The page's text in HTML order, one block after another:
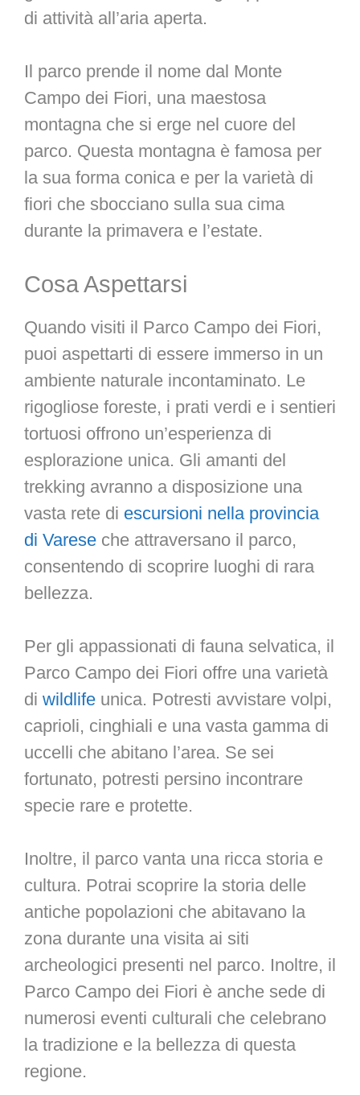
di attività all’aria aperta.
Il parco prende il nome dal Monte
Campo dei Fiori, una maestosa
montagna che si erge nel cuore del
parco. Questa montagna è famosa per
la sua forma conica e per la varietà di
fiori che sbocciano sulla sua cima
durante la primavera e l’estate.
Cosa Aspettarsi
Quando visiti il Parco Campo dei Fiori,
puoi aspettarti di essere immerso in un
ambiente naturale incontaminato. Le
rigogliose foreste, i prati verdi e i sentieri
tortuosi offrono un’esperienza di
esplorazione unica. Gli amanti del
trekking avranno a disposizione una
vasta rete di escursioni nella provincia
di Varese che attraversano il parco,
consentendo di scoprire luoghi di rara
bellezza.
Per gli appassionati di fauna selvatica, il
Parco Campo dei Fiori offre una varietà
di wildlife unica. Potresti avvistare volpi,
caprioli, cinghiali e una vasta gamma di
uccelli che abitano l’area. Se sei
fortunato, potresti persino incontrare
specie rare e protette.
Inoltre, il parco vanta una ricca storia e
cultura. Potrai scoprire la storia delle
antiche popolazioni che abitavano la
zona durante una visita ai siti
archeologici presenti nel parco. Inoltre, il
Parco Campo dei Fiori è anche sede di
numerosi eventi culturali che celebrano
la tradizione e la bellezza di questa
regione.